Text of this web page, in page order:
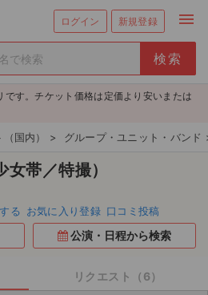
ログイン 新規登録 menu
す。チケット価格は定価より安いまたは
国内） > グループ・ユニット・バンド
帯／特撮）
る お気に入り登録 口コミ投稿
公演・日程から検索
リクエスト（6）